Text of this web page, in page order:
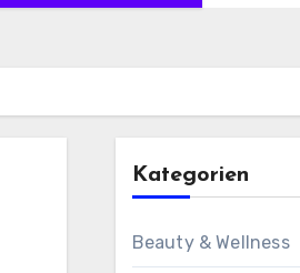
Kategorien
Beauty & Wellness